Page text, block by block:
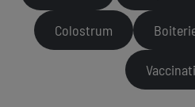
Colostrum